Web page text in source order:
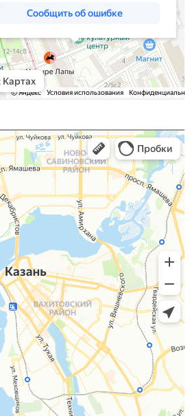
карте Москвы, ближайшее метро Новокузнецкая —